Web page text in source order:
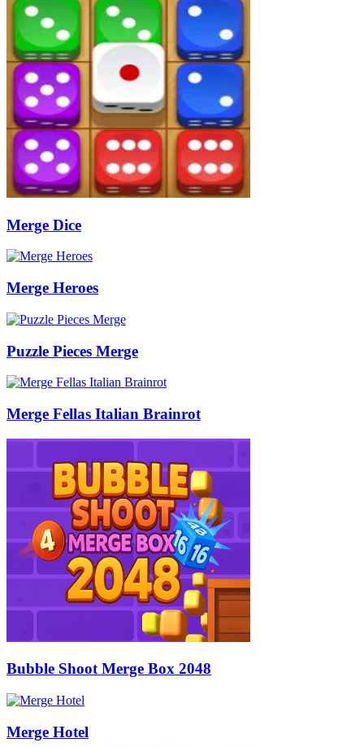
Merge Dice
Merge Heroes
Puzzle Pieces Merge
Merge Fellas Italian Brainrot
Bubble Shoot Merge Box 2048
Merge Hotel